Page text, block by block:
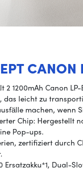
2 1200mAh Canon
leicht zu
machen, wenn
Chip: Hergestellt
Pop-ups.
zertifiziert durch
Ersatzakku*1, Dual-